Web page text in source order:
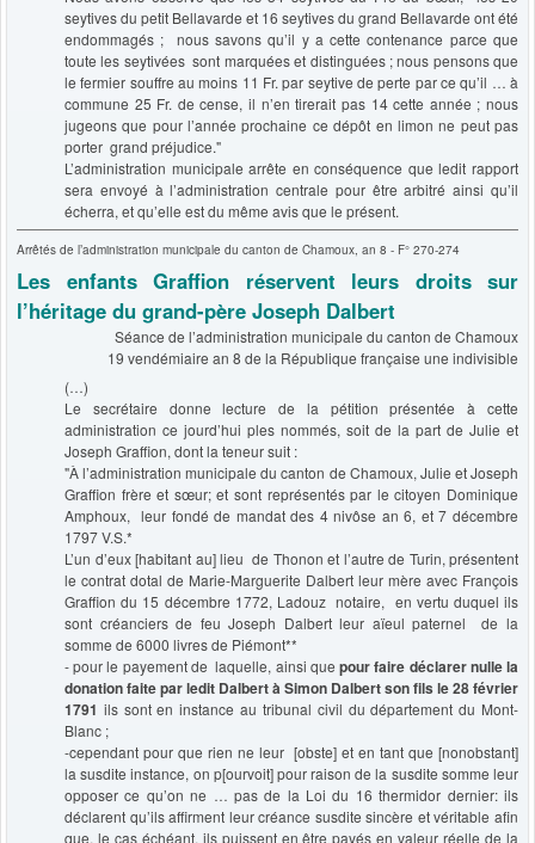
seytives du petit Bellavarde et 16 seytives du grand Bellavarde ont été
endommagés ; nous savons qu’il y a cette contenance parce que
toute les seytivées sont marquées et distinguées ; nous pensons que
le fermier souffre au moins 11 Fr. par seytive de perte par ce qu’il … à
commune 25 Fr. de cense, il n’en tirerait pas 14 cette année ; nous
jugeons que pour l’année prochaine ce dépôt en limon ne peut pas
porter grand préjudice."
L’administration municipale arrête en conséquence que ledit rapport
sera envoyé à l’administration centrale pour être arbitré ainsi qu’il
écherra, et qu’elle est du même avis que le présent.
Arrêtés de l’administration municipale du canton de Chamoux, an 8 - F° 270-274
Les enfants Graffion réservent leurs droits sur
l’héritage du grand-père Joseph Dalbert
Séance de l’administration municipale du canton de Chamoux
19 vendémiaire an 8 de la République française une indivisible
(…)
Le secrétaire donne lecture de la pétition présentée à cette
administration ce jourd’hui ples nommés, soit de la part de Julie et
Joseph Graffion, dont la teneur suit :
"À l’administration municipale du canton de Chamoux, Julie et Joseph
Graffion frère et sœur; et sont représentés par le citoyen Dominique
Amphoux, leur fondé de mandat des 4 nivôse an 6, et 7 décembre
1797 V.S.*
L’un d’eux [habitant au] lieu de Thonon et l’autre de Turin, présentent
le contrat dotal de Marie-Marguerite Dalbert leur mère avec François
Graffion du 15 décembre 1772, Ladouz notaire, en vertu duquel ils
sont créanciers de feu Joseph Dalbert leur aïeul paternel de la
somme de 6000 livres de Piémont**
- pour le payement de laquelle, ainsi quepour faire déclarer nulle la
donation faite par ledit Dalbert à Simon Dalbert son fils le 28 février
1791 ils sont en instance au tribunal civil du département du Mont-
Blanc ;
-cependant pour que rien ne leur [obste] et en tant que [nonobstant]
la susdite instance, on p[ourvoit] pour raison de la susdite somme leur
opposer ce qu’on ne … pas de la Loi du 16 thermidor dernier: ils
déclarent qu’ils affirment leur créance susdite sincère et véritable afin
que, le cas échéant, ils puissent en être payés en valeur réelle de la